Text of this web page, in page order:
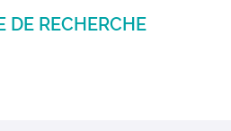
DE RECHERCHE